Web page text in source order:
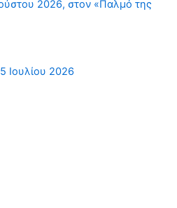
2026, στον «Παλμό της
2026